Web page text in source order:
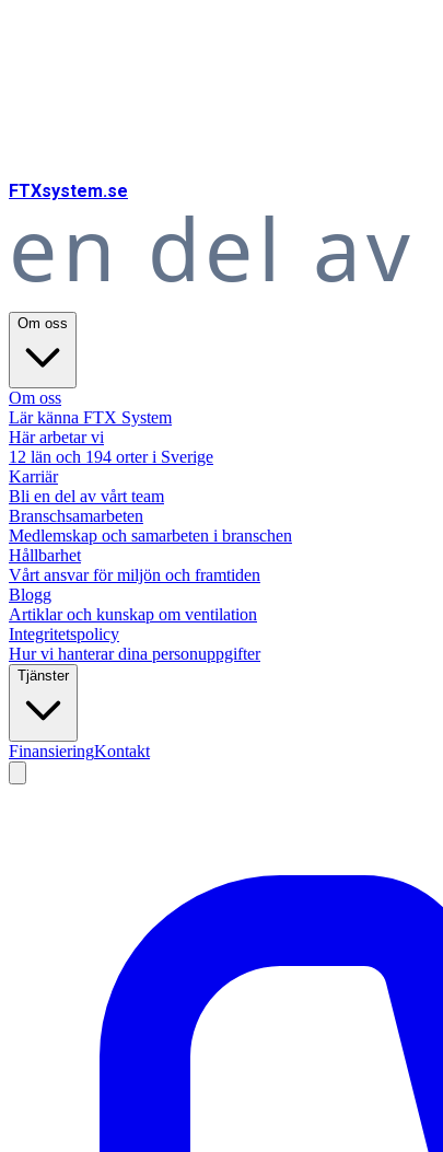
FTXsystem.se
en del av
Om oss
Om oss
Lär känna FTX System
Här arbetar vi
12 län och 194 orter i Sverige
Karriär
Bli en del av vårt team
Branschsamarbeten
Medlemskap och samarbeten i branschen
Hållbarhet
Vårt ansvar för miljön och framtiden
Blogg
Artiklar och kunskap om ventilation
Integritetspolicy
Hur vi hanterar dina personuppgifter
Tjänster
FinansieringKontakt